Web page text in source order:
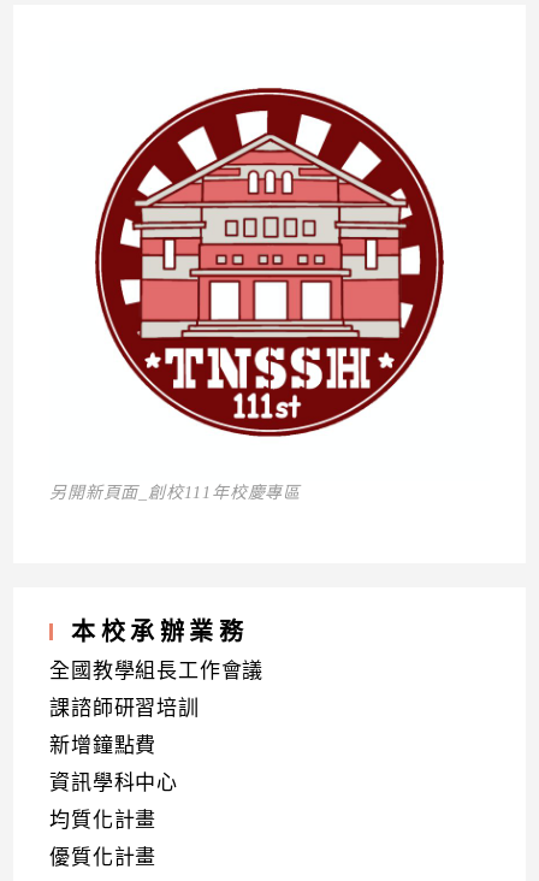
另開新頁面_創校111年校慶專區
本校承辦業務
全國教學組長工作會議
課諮師研習培訓
新增鐘點費
資訊學科中心
均質化計畫
優質化計畫